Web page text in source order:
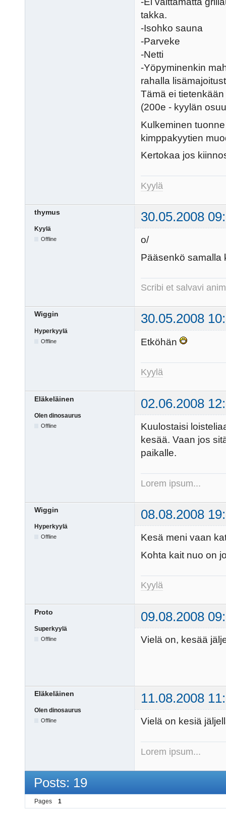
takka.
-Isohko sauna
-Parveke
-Netti
-Yöpyminenkin
rahalla
Tämä ei
(200e - kyylän
Kulkeminen
kimppakyytien
Kertokaa jos
Kyylä
thymus 30.05.2008
Kyylä
Offline
o/
Pääsenkö samalla
Scribi et salvavi
Wiggin 30.05.2008
Hyperkyylä
Offline Etköhän
Kyylä
Eläkeläinen 02.06.2008
Olen dinosaurus
Offline
Kuulostaisi
kesää. Vaan jos
paikalle.
Lorem ipsum...
Wiggin 08.08.2008
Hyperkyylä
Offline
Kesä meni vaan
Kohta kait nuo on
Kyylä
Proto 09.08.2008
Superkyylä
Offline Vielä on, kesää
Eläkeläinen 11.08.2008
Olen dinosaurus
Offline Vielä on kesiä
Lorem ipsum...
Posts: 19
Pages 1